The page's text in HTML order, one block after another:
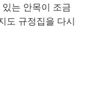
는 안목이 조금
도 규정집을 다시